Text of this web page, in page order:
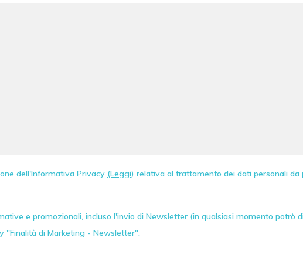
dell'Informativa Privacy (Leggi) relativa al trattamento dei dati personali da
e promozionali, incluso l'invio di Newsletter (in qualsiasi momento potrò
"Finalità di Marketing - Newsletter".